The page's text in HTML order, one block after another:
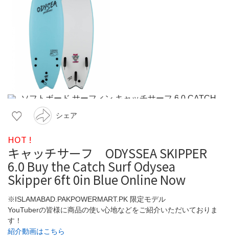
シェア
HOT !
キャッチサーフ ODYSSEA SKIPPER
6.0 Buy the Catch Surf Odysea
Skipper 6ft 0in Blue Online Now
※ISLAMABAD.PAKPOWERMART.PK 限定モデル
YouTuberの皆様に商品の使い心地などをご紹介いただいておりま
す！
紹介動画はこちら